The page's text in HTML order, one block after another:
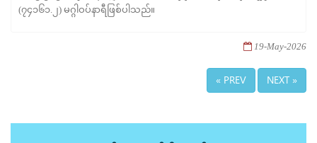
(၇၄၁၆၁.၂) မဂ္ဂါဝပ်နာရီဖြစ်ပါသည်။
19-May-2026
« PREV NEXT »